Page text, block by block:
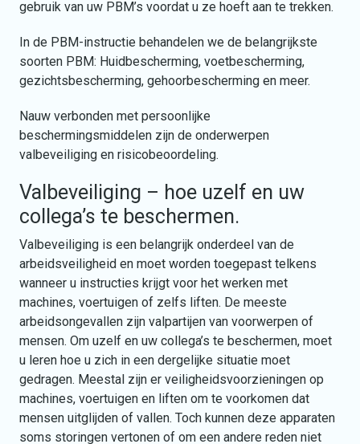
gebruik van uw PBM’s voordat u ze hoeft aan te trekken.
In de PBM-instructie behandelen we de belangrijkste
soorten PBM: Huidbescherming, voetbescherming,
gezichtsbescherming, gehoorbescherming en meer.
Nauw verbonden met persoonlijke
beschermingsmiddelen zijn de onderwerpen
valbeveiliging en risicobeoordeling.
Valbeveiliging – hoe uzelf en uw
collega’s te beschermen.
Valbeveiliging is een belangrijk onderdeel van de
arbeidsveiligheid en moet worden toegepast telkens
wanneer u instructies krijgt voor het werken met
machines, voertuigen of zelfs liften. De meeste
arbeidsongevallen zijn valpartijen van voorwerpen of
mensen. Om uzelf en uw collega’s te beschermen, moet
u leren hoe u zich in een dergelijke situatie moet
gedragen. Meestal zijn er veiligheidsvoorzieningen op
machines, voertuigen en liften om te voorkomen dat
mensen uitglijden of vallen. Toch kunnen deze apparaten
soms storingen vertonen of om een andere reden niet